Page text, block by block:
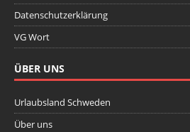
Datenschutzerklärung
VG Wort
ÜBER UNS
Urlaubsland Schweden
Über uns